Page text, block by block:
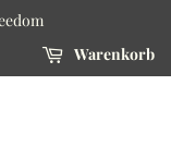
Warenkorb